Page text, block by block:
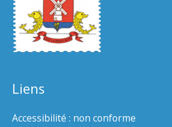
Liens
Accessibilité : non conforme